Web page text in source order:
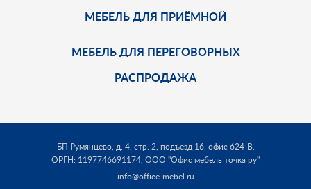
МЕБЕЛЬ ДЛЯ ПРИЁМНОЙ
МЕБЕЛЬ ДЛЯ ПЕРЕГОВОРНЫХ
РАСПРОДАЖА
БП Румянцево, д. 4, стр. 2, подъезд 16, офис 624-В.
ОРГН: 1197746691174, ООО "Офис мебель точка ру"
info@office-mebel.ru